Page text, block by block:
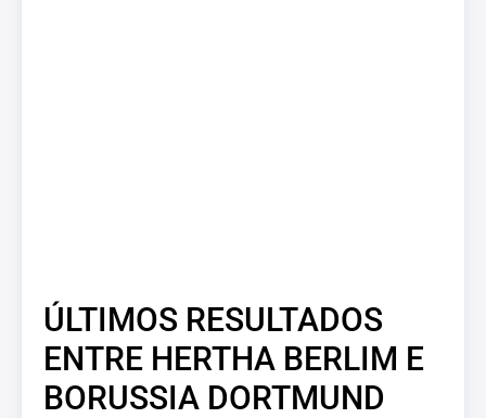
ÚLTIMOS RESULTADOS
ENTRE HERTHA BERLIM E
BORUSSIA DORTMUND